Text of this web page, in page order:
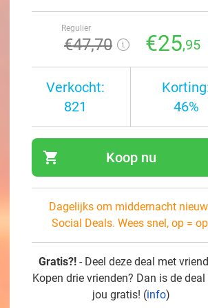
Regulier
€47,70 €25,95
Verkocht:
821
46%
shopping_cart Koop nu
Dagelijks om middernacht
Social Deals. Wees snel, op =
Gratis?! - Deel deze deal met
Kopen drie vrienden? Dan is de
jou gratis! (info)